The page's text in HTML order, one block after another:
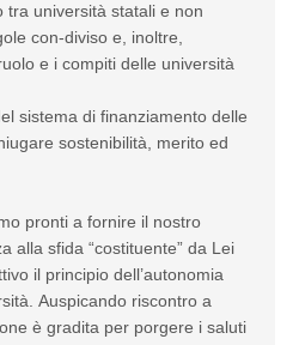
tra università statali e non
con-diviso e, inoltre,
e i compiti delle università
sistema di finanziamento delle
sostenibilità, merito ed
pronti a fornire il nostro
alla sfida “costituente” da Lei
il principio dell’autonomia
Auspicando riscontro a
è gradita per porgere i saluti